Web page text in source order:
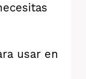
usar en